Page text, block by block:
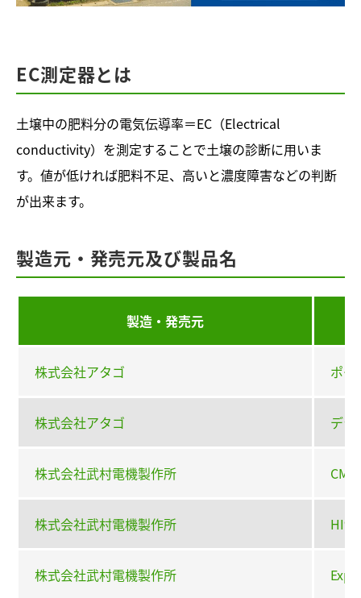
EC測定器とは
土壌中の肥料分の電気伝導率＝EC（Electrical
conductivity）を測定することで土壌の診断に用いま
す。値が低ければ肥料不足、高いと濃度障害などの判断
が出来ます。
製造元・発売元及び製品名
製造・発売元
株式会社アタゴ ポケ
株式会社アタゴ デジ
株式会社武村電機製作所 CM-
株式会社武村電機製作所
株式会社武村電機製作所